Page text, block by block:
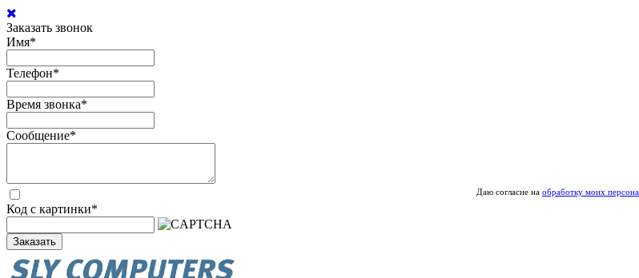
Заказать звонок
Имя*
Телефон*
Время звонка*
Сообщение*
Даю согласие на обработку моих
Код с картинки*
Заказать